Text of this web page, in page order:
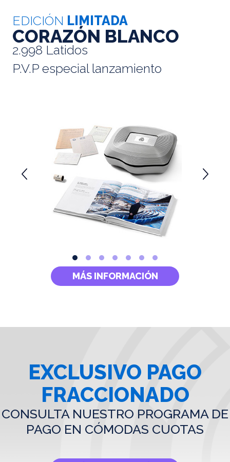
EDICIÓN LIMITADA
CORAZÓN BLANCO
2.998 Latidos
P.V.P especial lanzamiento
MÁS INFORMACIÓN
EXCLUSIVO PAGO
FRACCIONADO
CONSULTA NUESTRO PROGRAMA DE
PAGO EN CÓMODAS CUOTAS